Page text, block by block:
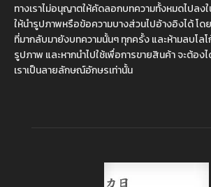
ทางเราไม่อนุญาตให้คัดลอกบทความทั้งหมดไปล
ให้นำรูปภาพหรือข้อความบางส่วนไปอ้างอิงได้ โ
ที่มากลับมายังบทความนั้นๆ ทุกครั้ง และห้ามลบโล
รูปภาพ และหากนำไปใช้เพื่อการขายสินค้า จะต้อ
เราเป็นลายลักษณ์อักษรเท่านั้น